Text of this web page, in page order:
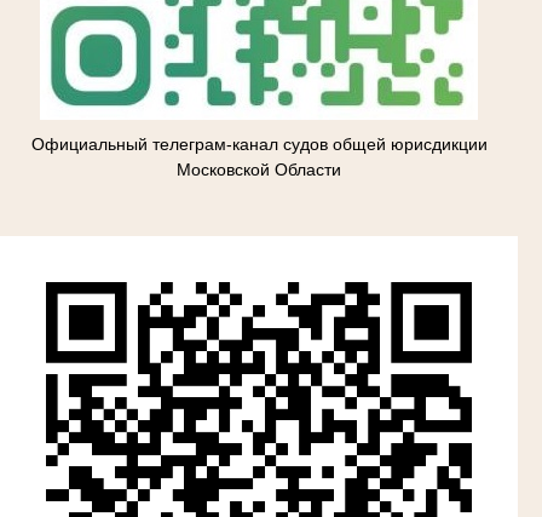
Официальный телеграм-канал судов общей юрисдикции
Московской Области